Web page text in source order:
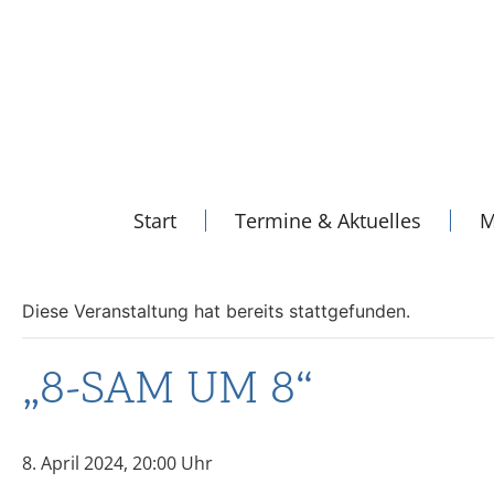
Start Termine & Aktuelles
Diese Veranstaltung hat bereits stattgefunden.
„8-SAM UM 8“
8. April 2024, 20:00